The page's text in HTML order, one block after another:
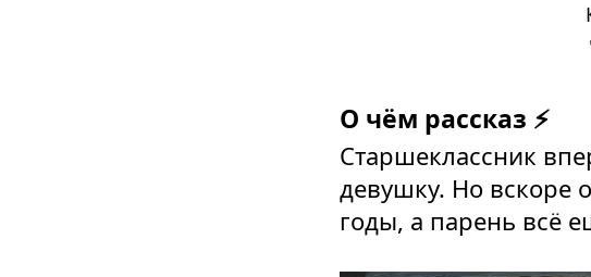
О чём рассказ ⚡
Старшеклассник
девушку. Но вскоре
годы, а парень всё